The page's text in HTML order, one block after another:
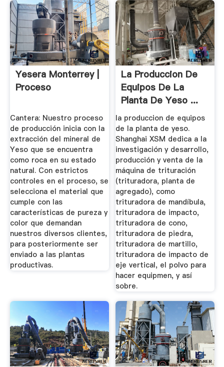
Yesera Monterrey |
Proceso
Cantera: Nuestro proceso
de producción inicia con la
extracción del mineral de
Yeso que se encuentra
como roca en su estado
natural. Con estrictos
controles en el proceso, se
selecciona el material que
cumple con las
características de pureza y
color que demandan
nuestros diversos clientes,
para posteriormente ser
enviado a las plantas
productivas.
La Produccion De
Equipos De La
Planta De Yeso ...
la produccion de equipos
de la planta de yeso.
Shanghai XSM dedica a la
investigación y desarrollo,
producción y venta de la
máquina de trituración
(trituradora, planta de
agregado), como
trituradora de mandíbula,
trituradora de impacto,
trituradora de cono,
trituradora de piedra,
trituradora de martillo,
trituradora de impacto de
eje vertical, el polvo para
hacer equipmen, y así
sobre.